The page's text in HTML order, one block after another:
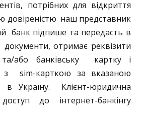
потрібних для відкриття
довіреністю наш представник
банк підпише та передасть в
документи, отримає реквізити
або банківську картку і
з sim-карткою за вказаною
в Україну. Клієнт-юридична
до інтернет-банкінгу